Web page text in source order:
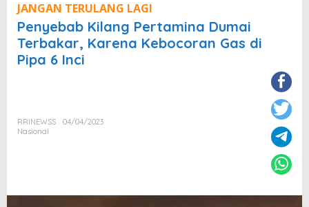
y
e
b
t
JANGAN TERULANG LAGI
Penyebab Kilang Pertamina Dumai
Terbakar, Karena Kebocoran Gas di
Pipa 6 Inci
RRINEWSS
04/04/2023
Nasional